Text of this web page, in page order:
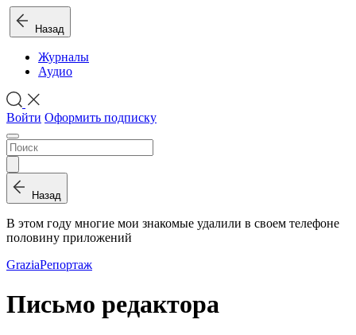
Назад
Журналы
Аудио
Войти Оформить подписку
Назад
В этом году многие мои знакомые удалили в своем телефоне
половину приложений
GraziaРепортаж
Письмо редактора